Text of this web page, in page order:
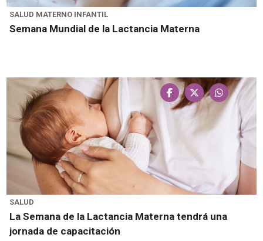
SALUD MATERNO INFANTIL
Semana Mundial de la Lactancia Materna
SALUD
La Semana de la Lactancia Materna tendrá una
jornada de capacitación